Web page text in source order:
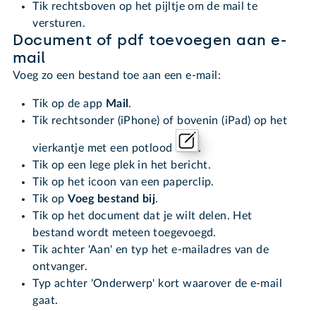
Tik rechtsboven op het pijltje om de mail te
versturen.
Document of pdf toevoegen aan e-
mail
Voeg zo een bestand toe aan een e-mail:
Tik op de app Mail .
Tik rechtsonder (iPhone) of bovenin (iPad) op het
vierkantje met een potlood
.
Tik op een lege plek in het bericht.
Tik op het icoon van een paperclip.
Tik opVoeg bestand bij.
Tik op het document dat je wilt delen. Het
bestand wordt meteen toegevoegd.
Tik achter 'Aan' en typ het e-mailadres van de
ontvanger.
Typ achter 'Onderwerp' kort waarover de e-mail
gaat.